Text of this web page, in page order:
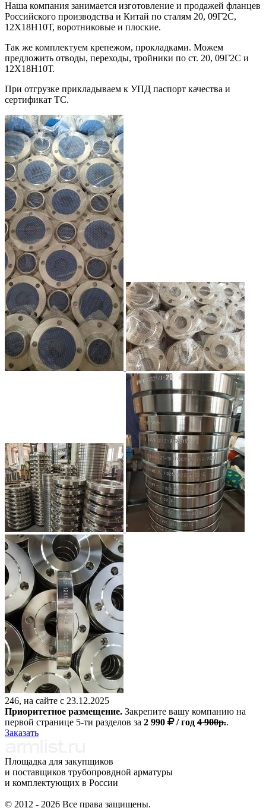
Наша компания занимается изготовление и продажей фланцев
Российского производства и Китай по сталям 20, 09Г2С,
12Х18Н10Т, воротниковые и плоские.
Так же комплектуем крепежом, прокладками. Можем
предложить отводы, переходы, тройники по ст. 20, 09Г2С и
12Х18Н10Т.
При отгрузке прикладываем к УПД паспорт качества и
сертификат ТС.
246, на сайте с 23.12.2025
Приоритетное размещение. Закрепите вашу компанию на
первой странице 5-ти разделов за 2 990 / год 4 900р..
Заказать
Площадка для закупщиков
и поставщиков трубопровдной арматуры
и комплектующих в России
© 2012 - 2026 Все права защищены.